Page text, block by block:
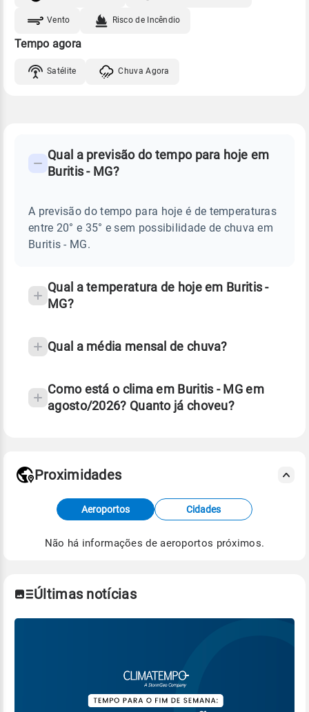
Vento Risco de Incêndio
Tempo agora
Satélite Chuva Agora
TEMPO
Perguntas
sobre
chuva
Qual a previsão do tempo para hoje em
Buritis - MG?
A previsão do tempo para hoje é de temperaturas
entre 20° e 35° e sem possibilidade de chuva em
Buritis - MG.
Qual a temperatura de hoje em Buritis -
MG?
Qual a média mensal de chuva?
Como está o clima em Buritis - MG em
agosto/2026? Quanto já choveu?
Fonte: dados combinados de estações
meteorológicas e satélite do Centro de Previsão
de Tempo e Estudos Climáticos (CPTEC).
Proximidades
Aeroportos Cidades
Não há informações de aeroportos próximos.
Últimas notícias